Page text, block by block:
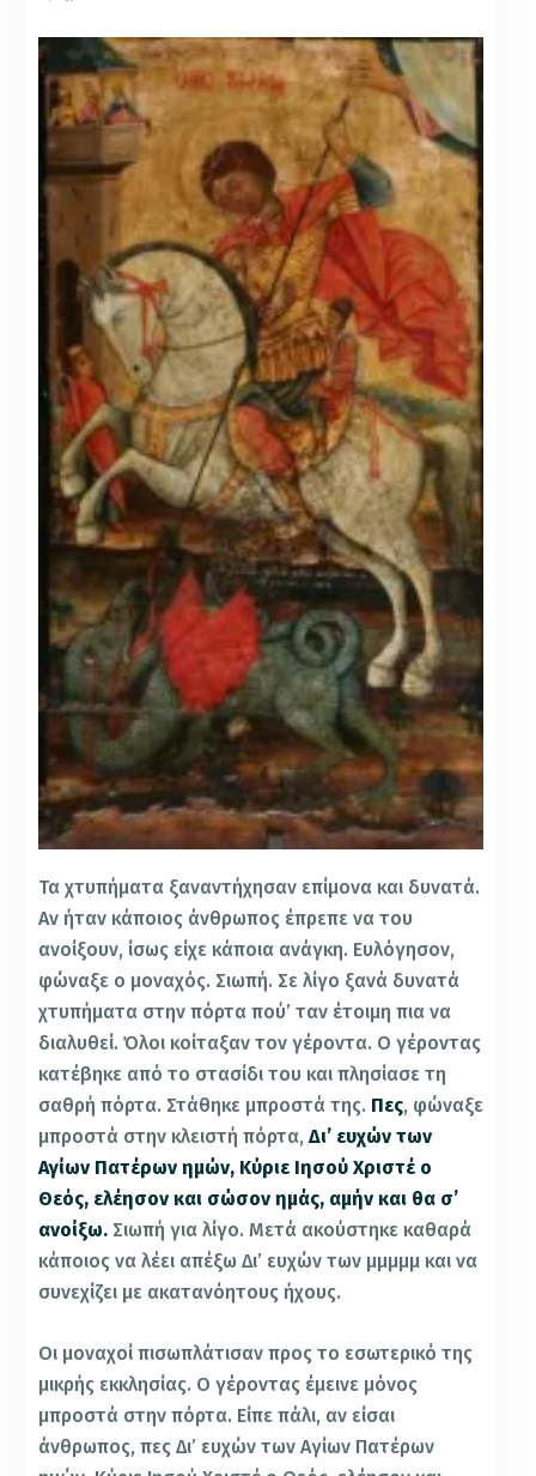
Τα χτυπήματα ξαναντήχησαν επίμονα και δυνατά.
Αν ήταν κάποιος άνθρωπος έπρεπε να του
ανοίξουν, ίσως είχε κάποια ανάγκη. Ευλόγησον,
φώναξε ο μοναχός. Σιωπή. Σε λίγο ξανά δυνατά
χτυπήματα στην πόρτα πού’ ταν έτοιμη πια να
διαλυθεί. Όλοι κοίταξαν τον γέροντα. Ο γέροντας
κατέβηκε από το στασίδι του και πλησίασε τη
σαθρή πόρτα. Στάθηκε μπροστά της. Πες, φώναξε
μπροστά στην κλειστή πόρτα,Δι’ ευχών των
Αγίων Πατέρων ημών, Κύριε Ιησού Χριστέ ο
Θεός, ελέησον και σώσον ημάς, αμήν και θα σ’
ανοίξω. Σιωπή για λίγο. Μετά ακούστηκε καθαρά
κάποιος να λέει απέξω Δι’ ευχών των μμμμμ και να
συνεχίζει με ακατανόητους ήχους.
Οι μοναχοί πισωπλάτισαν προς το εσωτερικό της
μικρής εκκλησίας. Ο γέροντας έμεινε μόνος
μπροστά στην πόρτα. Είπε πάλι, αν είσαι
άνθρωπος, πες Δι’ ευχών των Αγίων Πατέρων